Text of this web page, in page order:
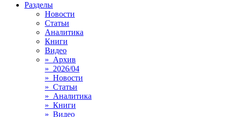
Разделы
Новости
Статьи
Аналитика
Книги
Видео
» Архив
» 2026/04
» Новости
» Статьи
» Аналитика
» Книги
» Видео